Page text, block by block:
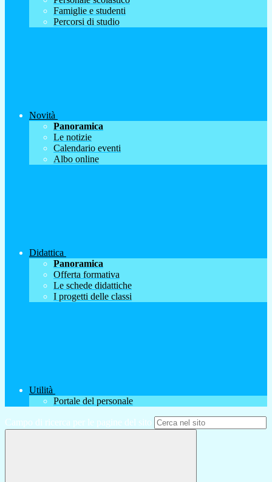
Famiglie e studenti
Percorsi di studio
Novità
Panoramica
Le notizie
Calendario eventi
Albo online
Didattica
Panoramica
Offerta formativa
Le schede didattiche
I progetti delle classi
Utilità
Portale del personale
Campo di ricerca per le pagine del sito